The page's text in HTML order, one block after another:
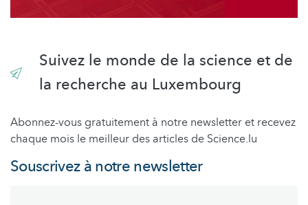
Suivez le monde de la science et de
la recherche au Luxembourg
Abonnez-vous gratuitement à notre newsletter et recevez
chaque mois le meilleur des articles de Science.lu
Souscrivez à notre newsletter